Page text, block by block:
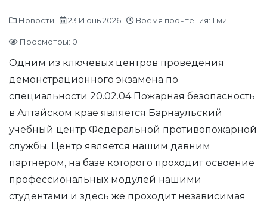
Новости 23 Июнь 2026 Время прочтения: 1 мин
Просмотры: 0
Одним из ключевых центров проведения
демонстрационного экзамена по
специальности 20.02.04 Пожарная безопасность
в Алтайском крае является Барнаульский
учебный центр Федеральной противопожарной
службы. Центр является нашим давним
партнером, на базе которого проходит освоение
профессиональных модулей нашими
студентами и здесь же проходит независимая